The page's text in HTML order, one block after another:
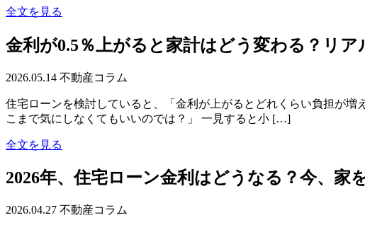
全文を見る
金利が0.5％上がると家計はどう変わる？リア
2026.05.14 不動産コラム
住宅ローンを検討していると、「金利が上がるとどれくらい負担が
こまで気にしなくてもいいのでは？」 一見すると小 […]
全文を見る
2026年、住宅ローン金利はどうなる？今、家
2026.04.27 不動産コラム